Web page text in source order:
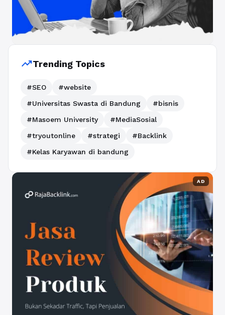
trending_upTrending Topics
#SEO
#website
#Universitas Swasta di Bandung
#bisnis
#Masoem University
#MediaSosial
#tryoutonline
#strategi
#Backlink
#Kelas Karyawan di bandung
AD